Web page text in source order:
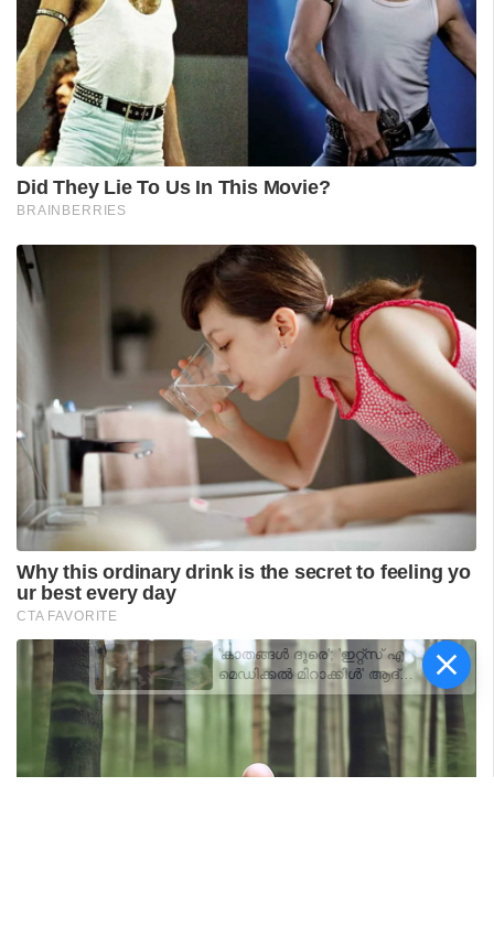
'കാതങ്ങൾ ദൂരെ'; 'ഇറ്റ്സ് എ
മെഡിക്കൽ മിറാക്കിൾ' ആദ്യ
ഗാനം പുറത്ത്